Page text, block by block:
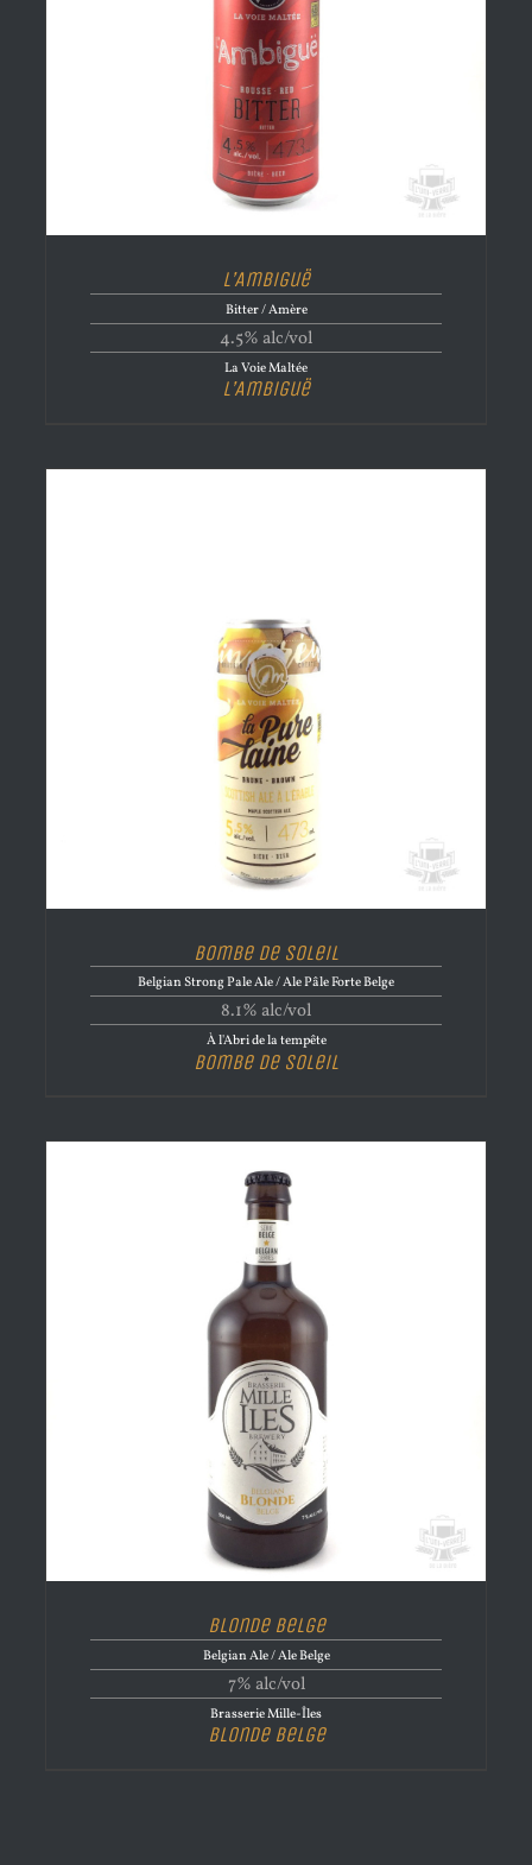
L’Ambiguë
Bitter / Amère
4.5% alc/vol
La Voie Maltée
L’Ambiguë
Bombe de Soleil
Belgian Strong Pale Ale / Ale Pâle Forte Belge
8.1% alc/vol
À l'Abri de la tempête
Bombe de Soleil
Blonde Belge
Belgian Ale / Ale Belge
7% alc/vol
Brasserie Mille-Îles
Blonde Belge